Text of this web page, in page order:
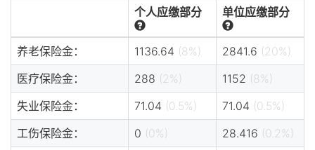
个人应缴部分 单位应缴部分
养老保险金： 1136.64 (8%) 2841.6 (20%)
医疗保险金：
288 (2%) 1152 (8%)
失业保险金：
71.04 (0.5%) 71.04 (0.5%)
工伤保险金：
0 (0%) 28.416 (0.2%)